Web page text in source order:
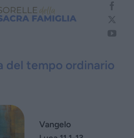
del tempo ordinario
Vangelo